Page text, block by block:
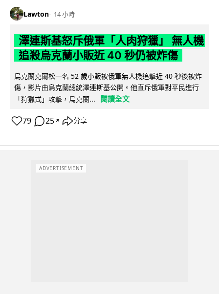
Lawton 14 小時
澤連斯基怒斥俄軍「人肉狩獵」 無人機
追殺烏克蘭小販近 40 秒仍被炸傷
烏克蘭克爾松一名 52 歲小販被俄軍無人機追擊近 40 秒後被炸
傷，影片由烏克蘭總統澤連斯基公開。他直斥俄軍對平民進行
「狩獵式」攻擊，烏克蘭...
閱讀全文
79 25 ↗ 分享
ADVERTISEMENT